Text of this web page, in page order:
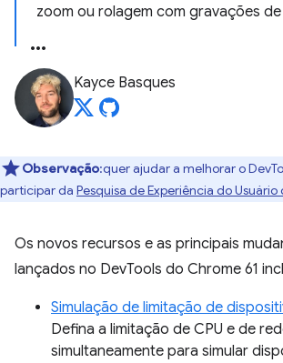
zoom ou rolagem com gravações
Kayce Basques
Observação:quer ajudar a melhorar o
participar da Pesquisa de Experiência do
Os novos recursos e as principais
lançados no DevTools do Chrome 61
Simulação de limitação de
Defina a limitação de CPU e de
simultaneamente para simular